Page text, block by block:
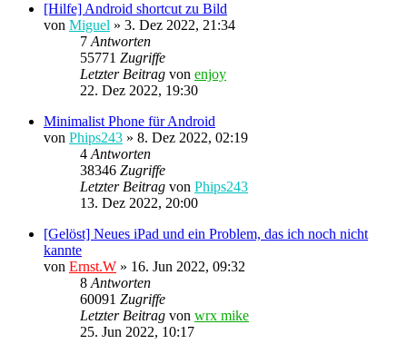
[Hilfe] Android shortcut zu Bild
von Miguel » 3. Dez 2022, 21:34
7Antworten
55771 Zugriffe
Letzter Beitrag von enjoy
22. Dez 2022, 19:30
Minimalist Phone für Android
von Phips243 » 8. Dez 2022, 02:19
4Antworten
38346 Zugriffe
Letzter Beitrag von Phips243
13. Dez 2022, 20:00
[Gelöst] Neues iPad und ein Problem, das ich noch nicht
kannte
von Ernst.W » 16. Jun 2022, 09:32
8Antworten
60091 Zugriffe
Letzter Beitrag von wrx mike
25. Jun 2022, 10:17